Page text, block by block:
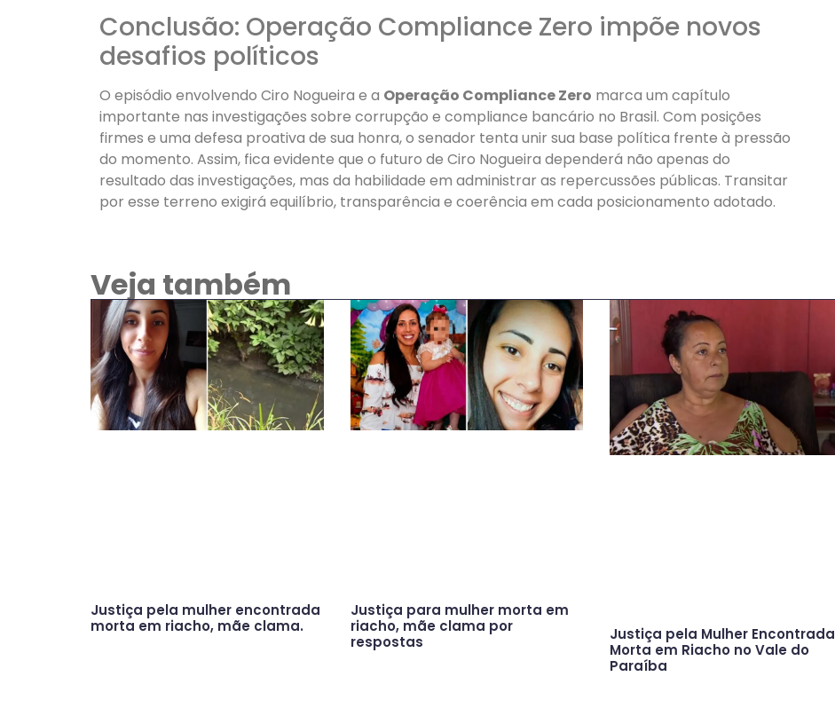
Conclusão: Operação Compliance Zero impõe novos
desafios políticos
O episódio envolvendo Ciro Nogueira e a Operação Compliance Zero marca um capítulo
importante nas investigações sobre corrupção e compliance bancário no Brasil. Com posições
firmes e uma defesa proativa de sua honra, o senador tenta unir sua base política frente à pressão
do momento. Assim, fica evidente que o futuro de Ciro Nogueira dependerá não apenas do
resultado das investigações, mas da habilidade em administrar as repercussões públicas. Transitar
por esse terreno exigirá equilíbrio, transparência e coerência em cada posicionamento adotado.
Veja também
Justiça pela mulher encontrada
morta em riacho, mãe clama.
Justiça para mulher morta em
riacho, mãe clama por
respostas
Justiça pela Mulher Encontrada
Morta em Riacho no Vale do
Paraíba